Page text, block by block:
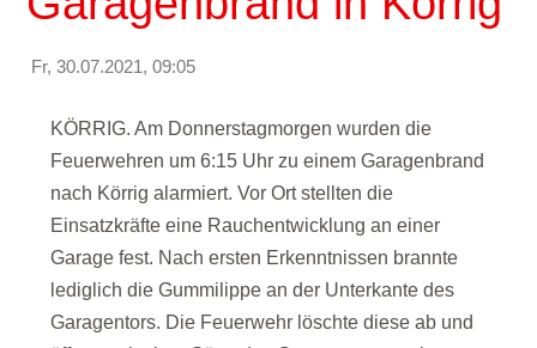
Fr, 30.07.2021, 09:05
KÖRRIG. Am Donnerstagmorgen wurden die
Feuerwehren um 6:15 Uhr zu einem Garagenbrand
nach Körrig alarmiert. Vor Ort stellten die
Einsatzkräfte eine Rauchentwicklung an einer
Garage fest. Nach ersten Erkenntnissen brannte
lediglich die Gummilippe an der Unterkante des
Garagentors. Die Feuerwehr löschte diese ab und